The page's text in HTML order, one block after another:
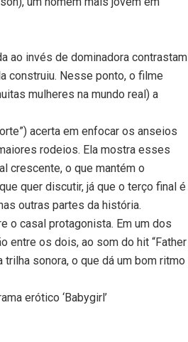
ao invés de dominadora contrastam
construiu. Nesse ponto, o filme
mulheres na mundo real) a
acerta em enfocar os anseios
rodeios. Ela mostra esses
crescente, o que mantém o
quer discutir, já que o terço final é
outras partes da história.
o casal protagonista. Em um dos
entre os dois, ao som do hit “Father
trilha sonora, o que dá um bom ritmo
erótico ‘Babygirl’